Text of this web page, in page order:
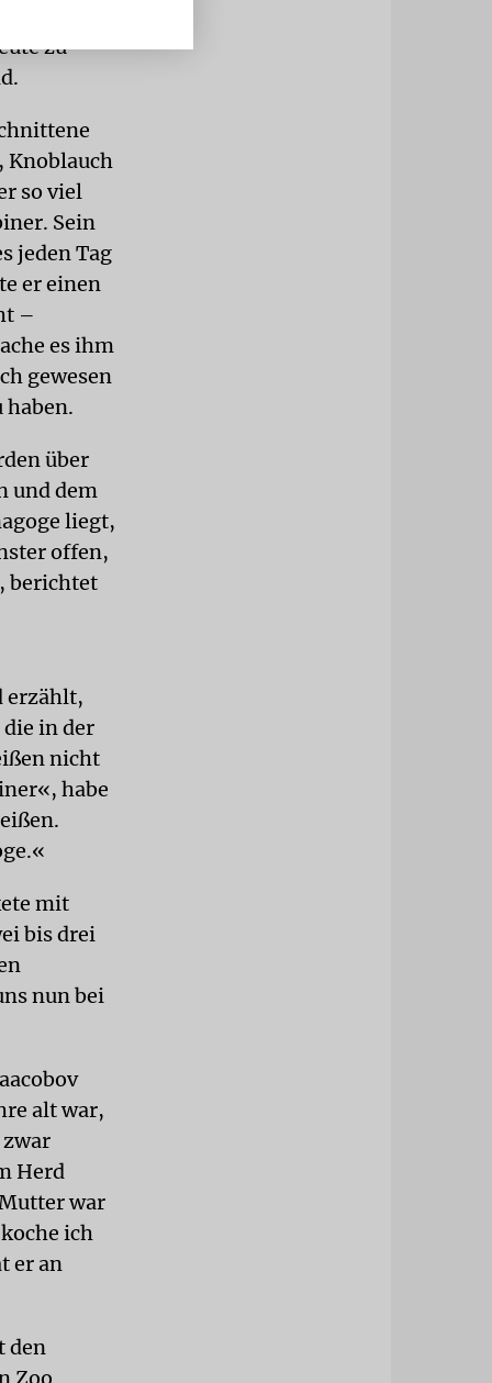
zu
Knoblauch
so viel
Sein
jeden Tag
er einen
–
es ihm
gewesen
haben.
über
und dem
liegt,
offen,
berichtet
erzählt,
die in der
nicht
habe
mit
bis drei
nun bei
alt war,
zwar
Herd
war
ich
er an
den